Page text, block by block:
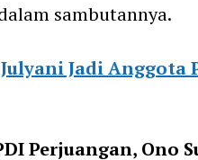
sambutannya.
Jadi Anggota
Perjuangan, Ono